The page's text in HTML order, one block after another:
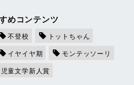
めコンテンツ
不登校
トットちゃん
イヤイヤ期
モンテッソーリ
児童文学新人賞